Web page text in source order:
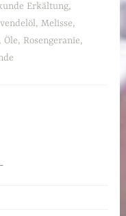
Erkältung,
,Melisse,
, Öle, Rosengeranie,